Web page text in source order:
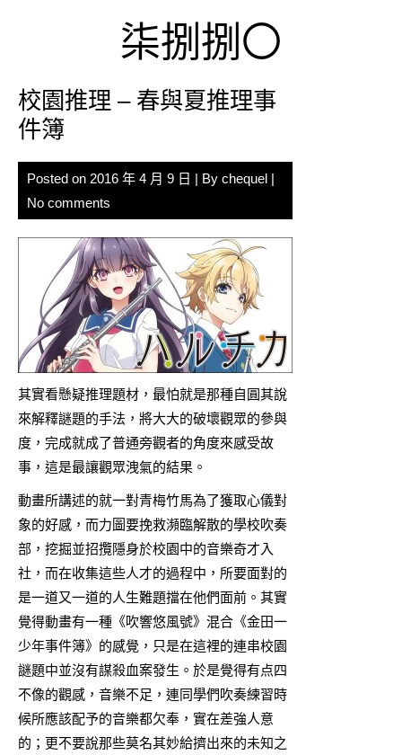
柒捌捌〇
校園推理 – 春與夏推理事
件簿
Posted on 2016 年 4 月 9 日 | By chequel |
No comments
其實看懸疑推理題材，最怕就是那種自圓其說
來解釋謎題的手法，將大大的破壞觀眾的參與
度，完成就成了普通旁觀者的角度來感受故
事，這是最讓觀眾洩氣的結果。
動畫所講述的就一對青梅竹馬為了獲取心儀對
象的好感，而力圖要挽救瀕臨解散的學校吹奏
部，挖掘並招攬隱身於校園中的音樂奇才入
社，而在收集這些人才的過程中，所要面對的
是一道又一道的人生難題擋在他們面前。其實
覺得動畫有一種《吹響悠風號》混合《金田一
少年事件簿》的感覺，只是在這裡的連串校園
謎題中並沒有謀殺血案發生。於是覺得有点四
不像的觀感，音樂不足，連同學們吹奏練習時
候所應該配予的音樂都欠奉，實在差強人意
的；更不要說那些莫名其妙給擠出來的未知之